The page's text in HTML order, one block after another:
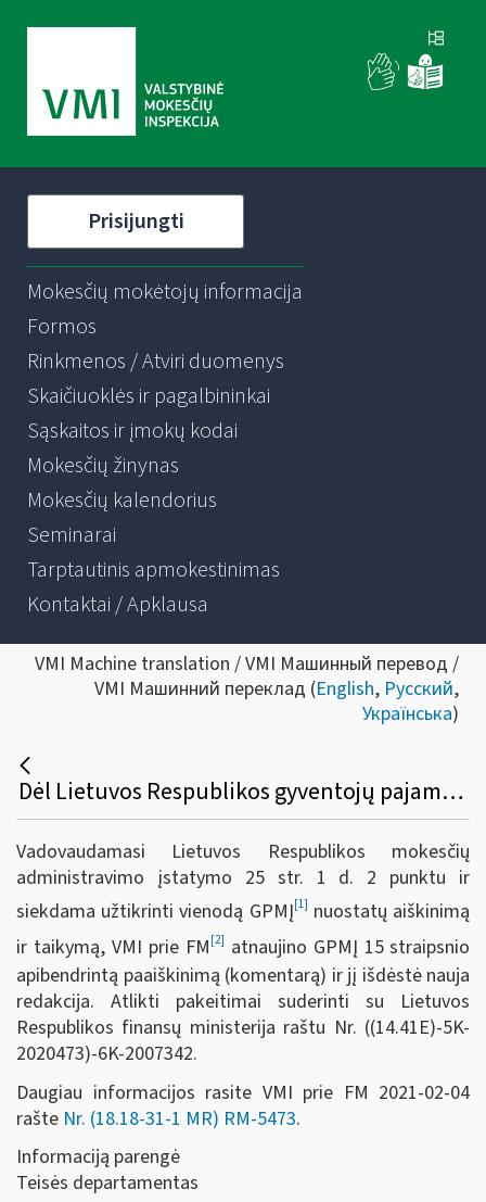
Prisijungti
Mokesčių mokėtojų informacija
Formos
Rinkmenos / Atviri duomenys
Skaičiuoklės ir pagalbininkai
Sąskaitos ir įmokų kodai
Mokesčių žinynas
Mokesčių kalendorius
Seminarai
Tarptautinis apmokestinimas
Kontaktai / Apklausa
VMI Machine translation / VMI Машинный перевод /
VMI Машинний переклад (English, Русский,
Українська)
Dėl Lietuvos Respublikos gyventojų pajamų mokesčio įstatymo 15 straipsnio apibendrinto paaiškinimo (komentaro) naujos redakcijos
Vadovaudamasi Lietuvos Respublikos mokesčių
administravimo įstatymo 25 str. 1 d. 2 punktu ir
siekdama užtikrinti vienodą GPMĮ[1] nuostatų aiškinimą
ir taikymą, VMI prie FM [2] atnaujino GPMĮ 15 straipsnio
apibendrintą paaiškinimą (komentarą) ir jį išdėstė nauja
redakcija. Atlikti pakeitimai suderinti su Lietuvos
Respublikos finansų ministerija raštu Nr. ((14.41E)-5K-
2020473)-6K-2007342.
Daugiau informacijos rasite VMI prie FM 2021-02-04
rašte Nr. (18.18-31-1 MR) RM-5473.
Informaciją parengė
Teisės departamentas